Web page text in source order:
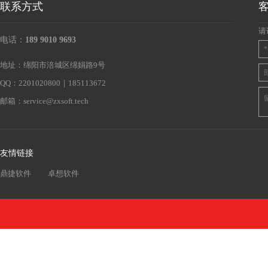
联系方式
电话： 189 9010 9693
地址：绵阳市涪城区绵娟路9号
QQ：2201020800｜185113672
邮箱： service@zxsoft.tech
请
友情链接
鼎捷软件 卓想软件